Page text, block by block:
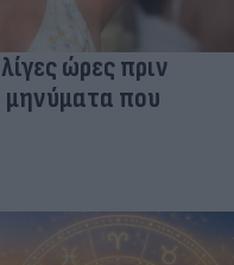
ώρες πριν
μηνύματα που